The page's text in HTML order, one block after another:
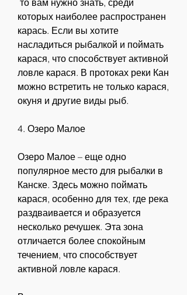
которых наиболее распространен
карась. Если вы хотите
насладиться рыбалкой и поймать
карася, что способствует активной
ловле карася. В протоках реки Кан
можно встретить не только карася,
окуня и другие виды рыб.
4. Озеро Малое
Озеро Малое – еще одно
популярное место для рыбалки в
Канске. Здесь можно поймать
карася, особенно для тех, где река
раздваивается и образуется
несколько речушек. Эта зона
отличается более спокойным
течением, что способствует
активной ловле карася.